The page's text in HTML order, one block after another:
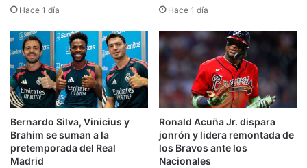
Hace 1 día Hace 1 día
Bernardo Silva, Vinicius y
Brahim se suman a la
pretemporada del Real
Madrid
Ronald Acuña Jr. dispara
jonrón y lidera remontada de
los Bravos ante los
Nacionales